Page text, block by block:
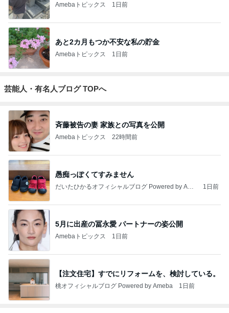
Amebaトピックス 1日前
あと2カ月もつか不安な私の貯金
Amebaトピックス 1日前
芸能人・有名人ブログ TOPへ
斉藤被告の妻 家族との写真を公開
Amebaトピックス 22時間前
愚痴っぽくてすみません
だいたひかるオフィシャルブログ Powered by Ame
1日前
5月に出産の冨永愛 パートナーの姿公開
Amebaトピックス 1日前
【注文住宅】すでにリフォームを、検討している。
桃オフィシャルブログ Powered by Ameba 1日前